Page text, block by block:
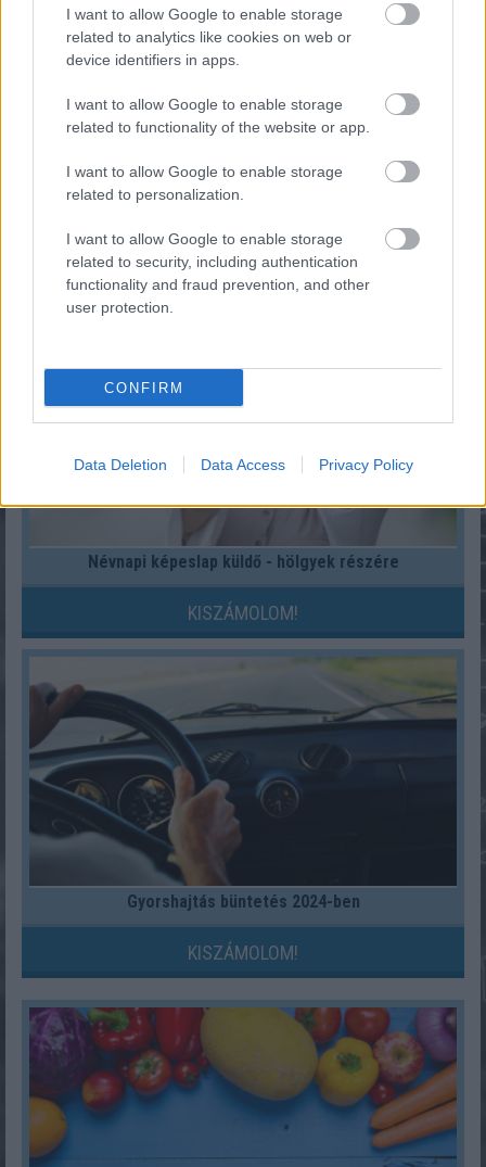
I want to allow Google to enable storage
related to analytics like cookies on web or
device identifiers in apps.
I want to allow Google to enable storage
related to functionality of the website or app.
I want to allow Google to enable storage
related to personalization.
I want to allow Google to enable storage
related to security, including authentication
functionality and fraud prevention, and other
user protection.
CONFIRM
Data Deletion Data Access Privacy Policy
KISZÁMOLOM!
Névnapi képeslap küldő - hölgyek részére
KISZÁMOLOM!
Gyorshajtás büntetés 2024-ben
KISZÁMOLOM!